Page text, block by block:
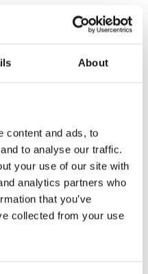
About
content and ads, to
to analyse our traffic.
your use of our site with
analytics partners who
that you’ve
collected from your use
inzameling
van die ambitie.
restafval met 25% daalde. In
aan huis worden opgehaald,
in 2014 haalden de ROVA-
van 2020 (VANG), hergebruik
geboekt”, zegt algemeen
stromen als gft-afval, oud
gescheiden ingezameld,
grondstoffen door
om dat met nog meer